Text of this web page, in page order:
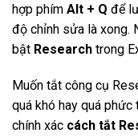
hợp phím Alt + Q để
độ chỉnh sửa là xong.
bật Research trong
Muốn tắt công cụ
quá khó hay quá phức
chính xác cách tắt